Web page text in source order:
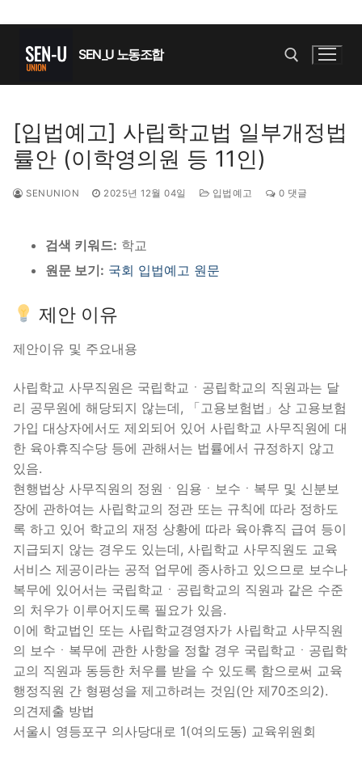
SEN_U 노동조합
검색 :
[입법예고] 사립학교법 일부개정법
률안 (이학영의원 등 11인)
SENUNION 2025년 12월 04일 입법예고 0 댓글
검색 키워드: 학교
원문 보기: 국회 입법예고 원문
제안 이유
제안이유 및 주요내용
사립학교 사무직원은 국립학교ㆍ공립학교의 직원과는 달
리 공무원에 해당되지 않는데, 「고용보험법」상 고용보험
가입 대상자에서도 제외되어 있어 사립학교 사무직원에 대
한 육아휴직수당 등에 관해서는 법률에서 규정하지 않고
있음.
현행법상 사무직원의 정원ㆍ임용ㆍ보수ㆍ복무 및 신분보
장에 관하여는 사립학교의 정관 또는 규칙에 따라 정하도
록 하고 있어 학교의 재정 상황에 따라 육아휴직 급여 등이
지급되지 않는 경우도 있는데, 사립학교 사무직원도 교육
서비스 제공이라는 공적 업무에 종사하고 있으므로 보수나
복무에 있어서는 국립학교ㆍ공립학교의 직원과 같은 수준
의 처우가 이루어지도록 필요가 있음.
이에 학교법인 또는 사립학교경영자가 사립학교 사무직원
의 보수ㆍ복무에 관한 사항을 정할 경우 국립학교ㆍ공립학
교의 직원과 동등한 처우를 받을 수 있도록 함으로써 교육
행정직원 간 형평성을 제고하려는 것임(안 제70조의2).
의견제출 방법
서울시 영등포구 의사당대로 1(여의도동) 교육위원회